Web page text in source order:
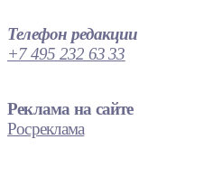
Телефон редакции
+7 495 232 63 33
Реклама на сайте
Росреклама